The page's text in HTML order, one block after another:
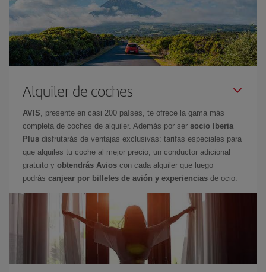
Alquiler de coches
AVIS , presente en casi 200 países, te ofrece la gama más
completa de coches de alquiler. Además por ser socio Iberia
Plus disfrutarás de ventajas exclusivas: tarifas especiales para
que alquiles tu coche al mejor precio, un conductor adicional
gratuito y obtendrás Avios con cada alquiler que luego
podrás canjear por billetes de avión y experiencias de ocio.